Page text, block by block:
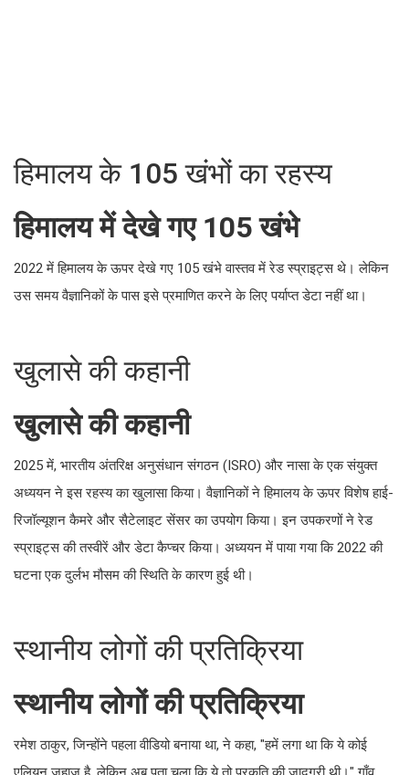
हिमालय के 105 खंभों का रहस्य
हिमालय में देखे गए 105 खंभे
2022 में हिमालय के ऊपर देखे गए 105 खंभे वास्तव में रेड स्प्राइट्स थे। लेकिन
उस समय वैज्ञानिकों के पास इसे प्रमाणित करने के लिए पर्याप्त डेटा नहीं था।
खुलासे की कहानी
खुलासे की कहानी
2025 में, भारतीय अंतरिक्ष अनुसंधान संगठन (ISRO) और नासा के एक संयुक्त
अध्ययन ने इस रहस्य का खुलासा किया। वैज्ञानिकों ने हिमालय के ऊपर विशेष हाई-
रिजॉल्यूशन कैमरे और सैटेलाइट सेंसर का उपयोग किया। इन उपकरणों ने रेड
स्प्राइट्स की तस्वीरें और डेटा कैप्चर किया। अध्ययन में पाया गया कि 2022 की
घटना एक दुर्लभ मौसम की स्थिति के कारण हुई थी।
स्थानीय लोगों की प्रतिक्रिया
स्थानीय लोगों की प्रतिक्रिया
रमेश ठाकुर, जिन्होंने पहला वीडियो बनाया था, ने कहा, "हमें लगा था कि ये कोई